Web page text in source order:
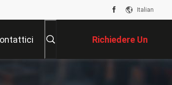
Italian
Richiedere Un
Preventivo